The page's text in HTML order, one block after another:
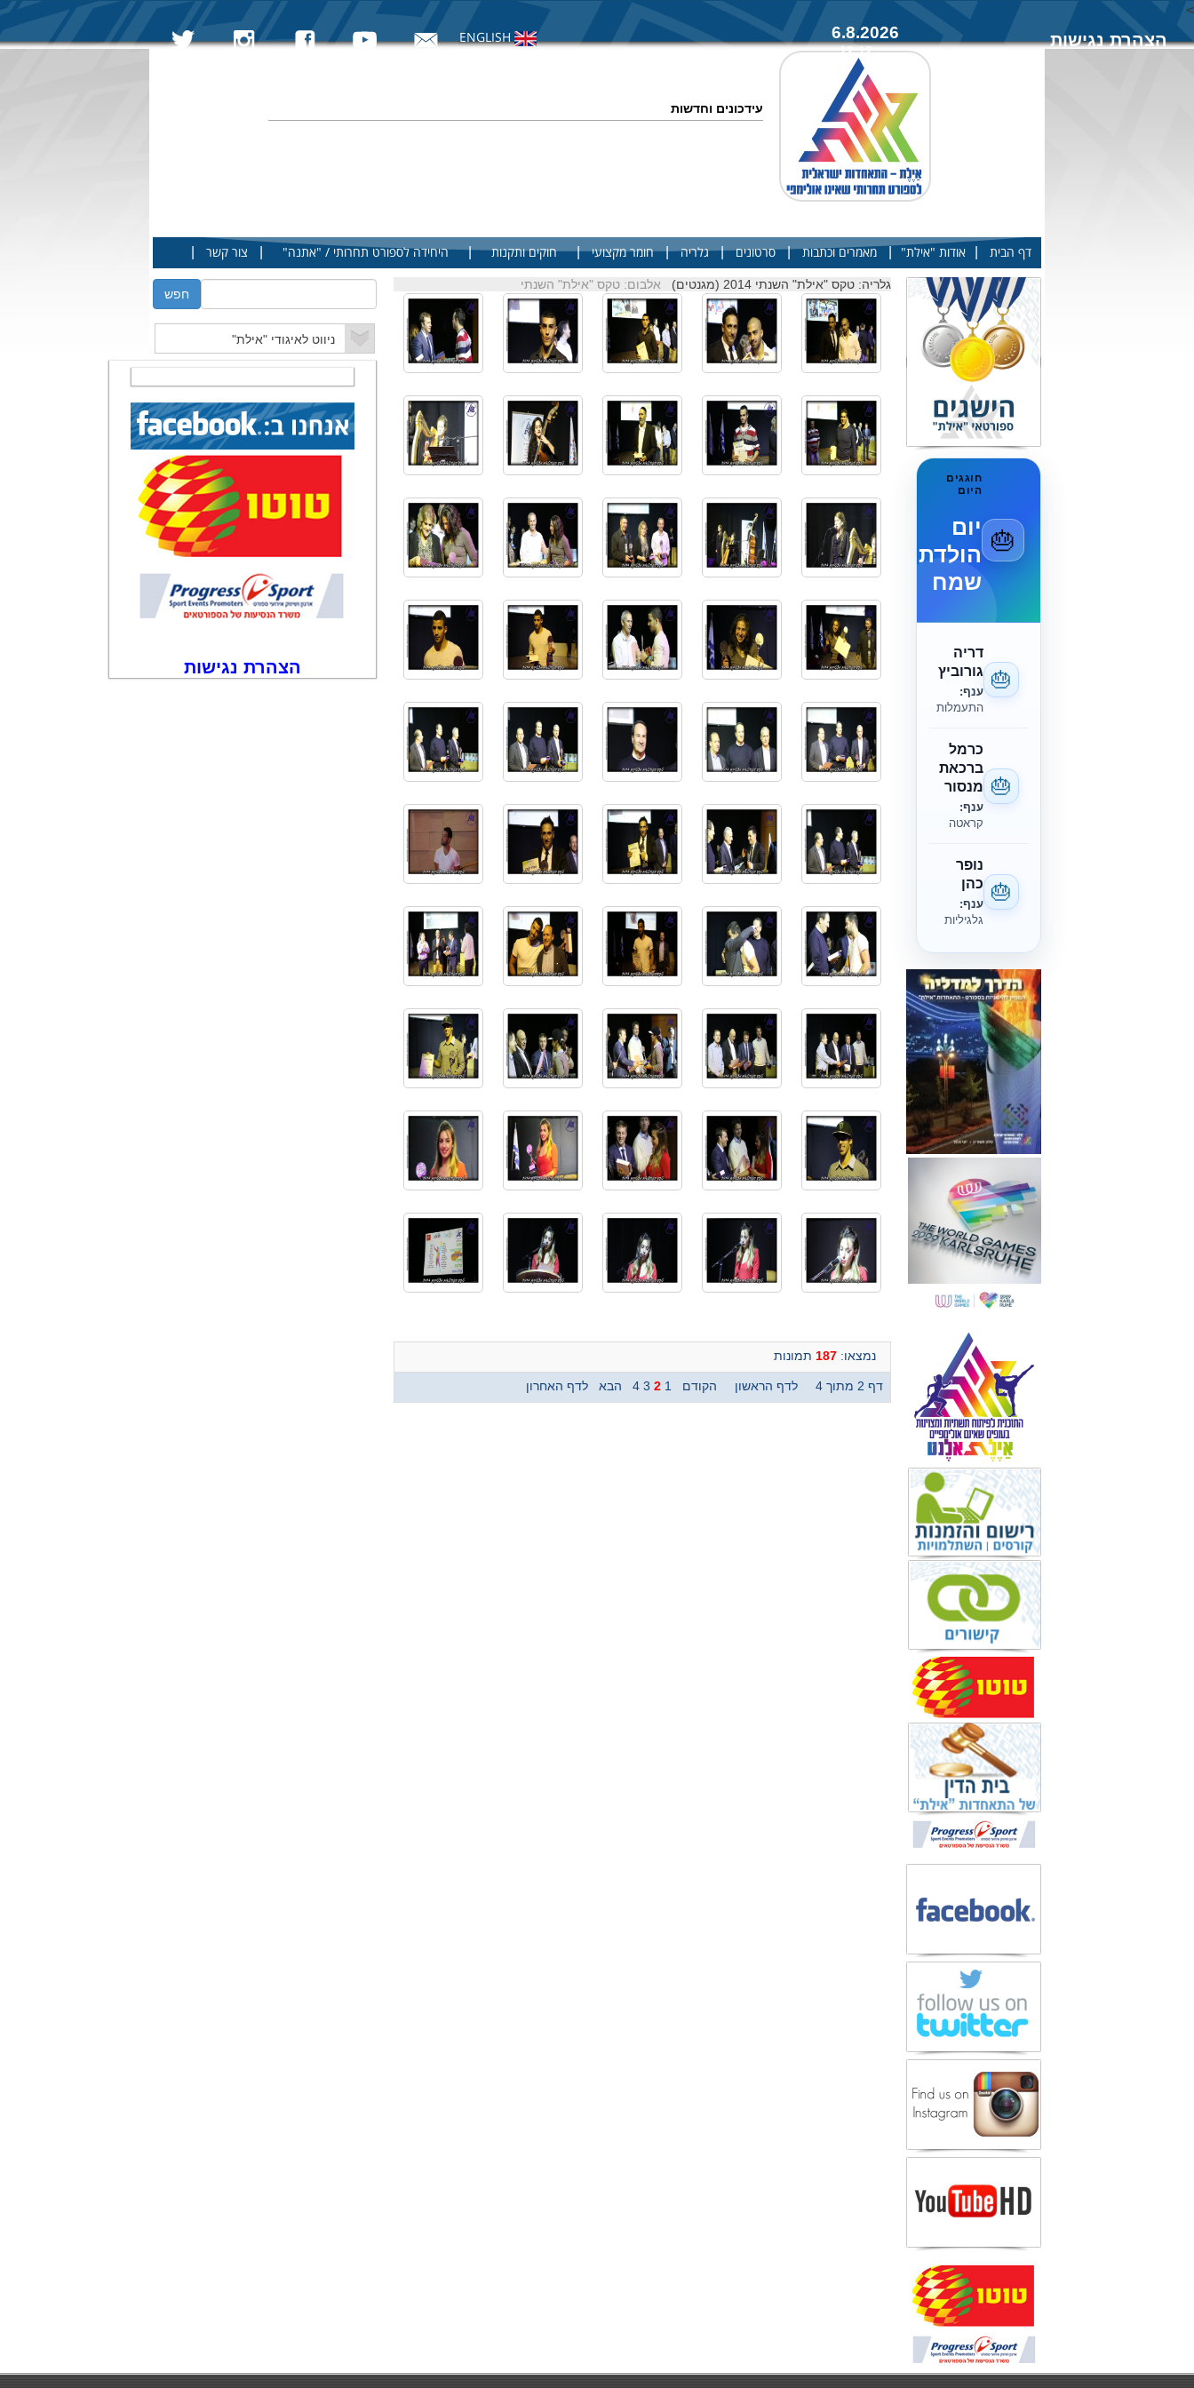
<
ENGLISH
6.8.2026
12:12
הצהרת נגישות
עידכונים וחדשות
דף הבית אודות "אילת" מאמרים וכתבות | סרטונים | גלריה | חומר מקצועי | חוקים ותקנות | היחידה לספורט תחרותי / "אתנה" צור קשר
🎂
חוגגים
היום
יום
הולדת
שמח
🎂
דריה
גורוביץ
ענף:
התעמלות
🎂
כרמל
ברכאת
מנסור
ענף:
קראטה
🎂
נופר
כהן
ענף:
גלגיליות
גלריה: טקס "אילת" השנתי 2014 (מגנטים) אלבום: טקס "אילת" השנתי
נמצאו: 187 תמונות
דף 2 מתוך 4 לדף הראשון הקודם 1
2
3
4 הבא לדף האחרון
הצהרת נגישות